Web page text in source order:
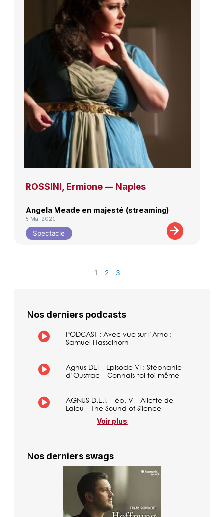
ROSSINI, Ermione — Naples
Angela Meade en majesté (streaming)
5 Mai 2020
Spectacle
1 2 3
Nos derniers podcasts
PODCAST : Avec vue sur l’Arno :
Samuel Hasselhorn
Agnus DEI – Episode VI : Stéphanie
d’Oustrac – Connais-toi toi même
AGNUS D.E.I. – ép. V – Aliette de
Laleu – The Sound of Silence
Voir plus
Nos derniers swags